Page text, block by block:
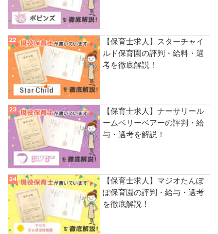
【保育士求人】スターチャイ
ルド保育園の評判・給料・選
考を徹底解説！
【保育士求人】ナーサリール
ームベリーベアーの評判・給
与・選考を解説！
【保育士求人】マジオたんぽ
ぽ保育園の評判・給与・選考
を徹底解説！